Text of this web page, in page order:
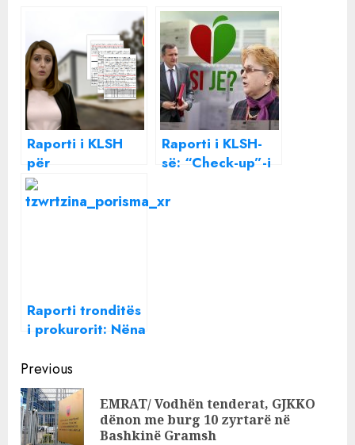
Raporti i KLSH
për
Onkologjikun/
Situatë
Raporti i KLSH-
së: “Check-up”-i
20 mijë analiza u
Raporti tronditës
i prokurorit: Nëna
vdekjeprurës
vajzës përmes
ushqimit
Continue
Reading
Previous
EMRAT/ Vodhën tenderat, GJKKO
dënon me burg 10 zyrtarë në
Bashkinë Gramsh